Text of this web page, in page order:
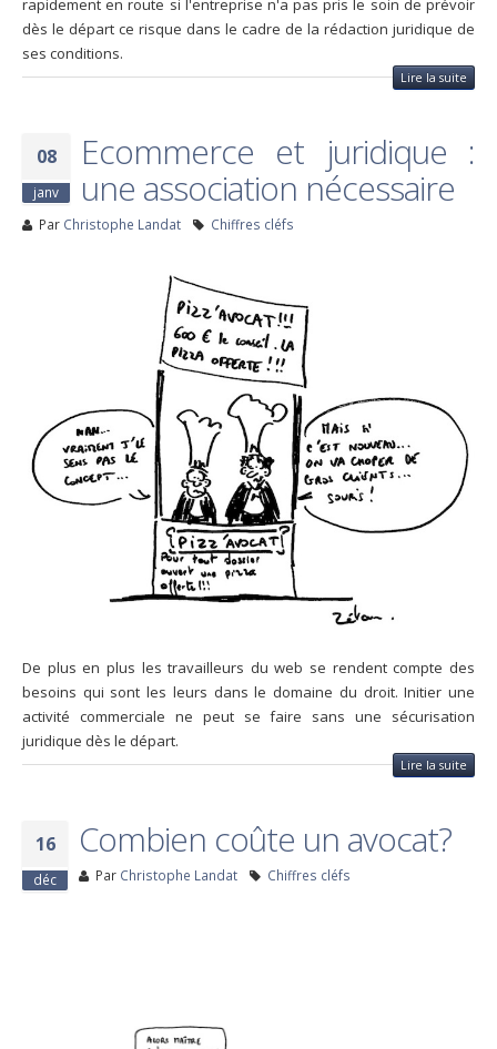
rapidement en route si l'entreprise n'a pas pris le soin de prévoir
dès le départ ce risque dans le cadre de la rédaction juridique de
ses conditions.
Lire la suite
08
janv
Ecommerce et juridique :
une association nécessaire
Par Christophe Landat Chiffres cléfs
De plus en plus les travailleurs du web se rendent compte des
besoins qui sont les leurs dans le domaine du droit. Initier une
activité commerciale ne peut se faire sans une sécurisation
juridique dès le départ.
Lire la suite
16
déc
Combien coûte un avocat?
Par Christophe Landat Chiffres cléfs